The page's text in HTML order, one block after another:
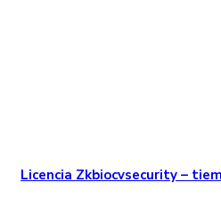
Licencia Zkbiocvsecurity –